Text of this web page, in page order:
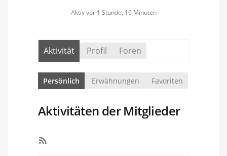
Aktiv vor 1 Stunde, 16 Minuten
Aktivität Profil Foren
Persönlich Erwähnungen Favoriten
Aktivitäten der Mitglieder